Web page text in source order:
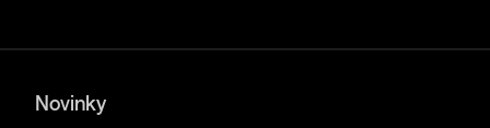
Novinky